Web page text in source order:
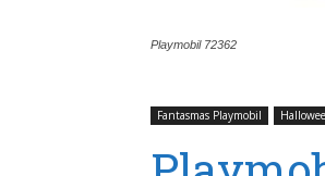
Playmobil 72362
Fantasmas Playmobil